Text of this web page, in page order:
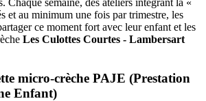
Chaque semaine, des ateliers intégrant la «
et au minimum une fois par trimestre, les
ce moment fort avec leur enfant et les
Les Culottes Courtes - Lambersart
micro-crèche PAJE (Prestation
Enfant)